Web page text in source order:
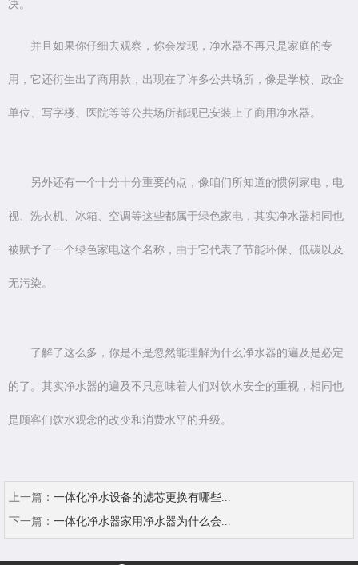
决。
并且如果你仔细去观察，你会发现，净水器不再只是家庭的专
用，它还衍生出了商用款，出现在了许多公共场所，像是学校、政企
单位、写字楼、医院等等公共场所都现已安装上了商用净水器。
另外还有一个十分十分重要的点，像咱们所知道的惯例家电，电
视、洗衣机、冰箱、空调等这些都属于绿色家电，其实净水器相同也
被赋予了一个绿色家电这个名称，由于它代表了节能环保、低碳以及
无污染。
了解了这么多，你是不是忽然能理解为什么净水器的遍及是必定
的了。其实净水器的遍及不只意味着人们对饮水安全的重视，相同也
是顾客们饮水观念的改变和消费水平的升级。
上一篇： 一体化净水设备的滤芯更换有哪些...
下一篇： 一体化净水器家用净水器为什么会...